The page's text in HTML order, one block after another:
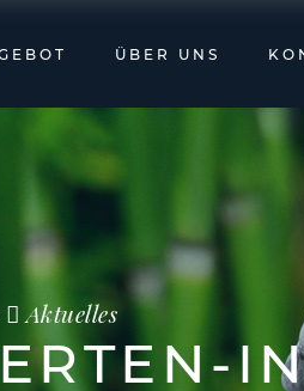
ÜBER UNS
Aktuelles